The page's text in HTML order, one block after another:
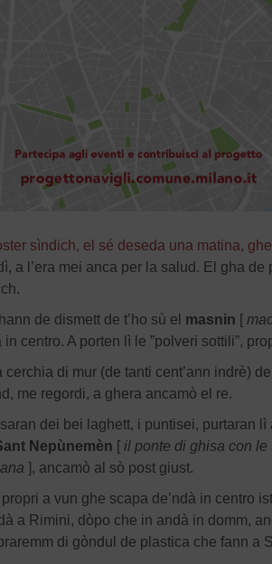
sìndich, el sé deseda una matina,
a l’era mei anca per la salud. El gha
de dismett de t’ho sù el masnin [
in centro. A porten lì le ”polveri sottili”,
cerchia di mur (de tanti cent’ann indrè)
me regordi, a ghera ancamò el re.
dei bei laghett, i puntisei, purtaran lì
Nepùnemèn [ il ponte di ghisa con le
], ancamò al sò post giust.
propri a vun ghe scapa de’ndà in centro
a Rimini, dòpo che in andà in domm,
di gòndul de plastica che fann a